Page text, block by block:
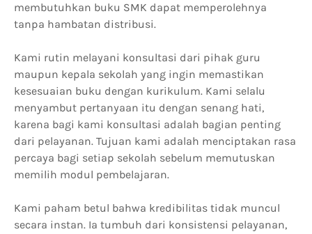
membutuhkan buku SMK dapat memperolehnya
tanpa hambatan distribusi.
Kami rutin melayani konsultasi dari pihak guru
maupun kepala sekolah yang ingin memastikan
kesesuaian buku dengan kurikulum. Kami selalu
menyambut pertanyaan itu dengan senang hati,
karena bagi kami konsultasi adalah bagian penting
dari pelayanan. Tujuan kami adalah menciptakan rasa
percaya bagi setiap sekolah sebelum memutuskan
memilih modul pembelajaran.
Kami paham betul bahwa kredibilitas tidak muncul
secara instan. Ia tumbuh dari konsistensi pelayanan,